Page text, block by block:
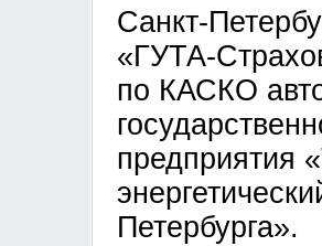
Санкт-
«ГУТА-
по КАСКО
предприятия
Петербурга».